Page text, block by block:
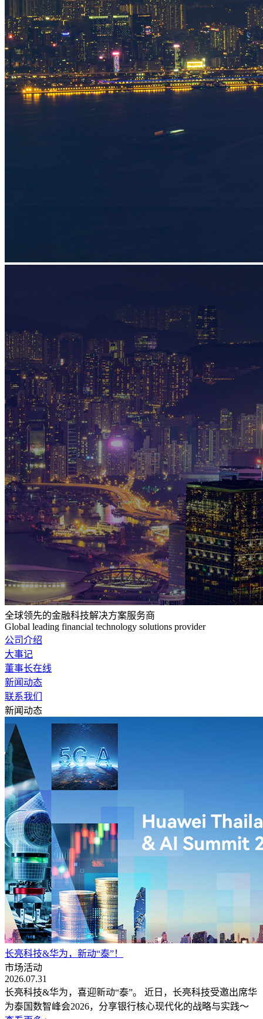
全球领先的金融科技解决方案服务商
Global leading financial technology solutions provider
公司介绍
大事记
董事长在线
新闻动态
联系我们
新闻动态
长亮科技&华为，新动“泰”！
市场活动
2026.07.31
长亮科技&华为，喜迎新动“泰”。 近日，长亮科技受邀出席华
为泰国数智峰会2026，分享银行核心现代化的战略与实践～